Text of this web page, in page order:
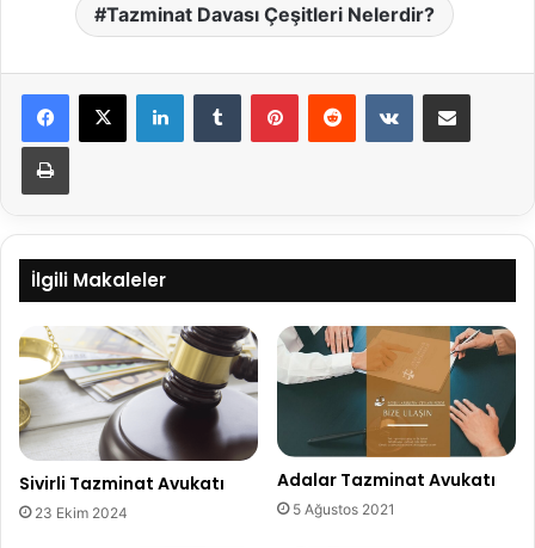
Tazminat Davası Çeşitleri Nelerdir?
LinkedInTumblr PinterestReddit VKontakteE-Posta ile paylaş
Yazdır
İlgili Makaleler
Sivirli Tazminat Avukatı
23 Ekim 2024
Adalar Tazminat Avukatı
5 Ağustos 2021